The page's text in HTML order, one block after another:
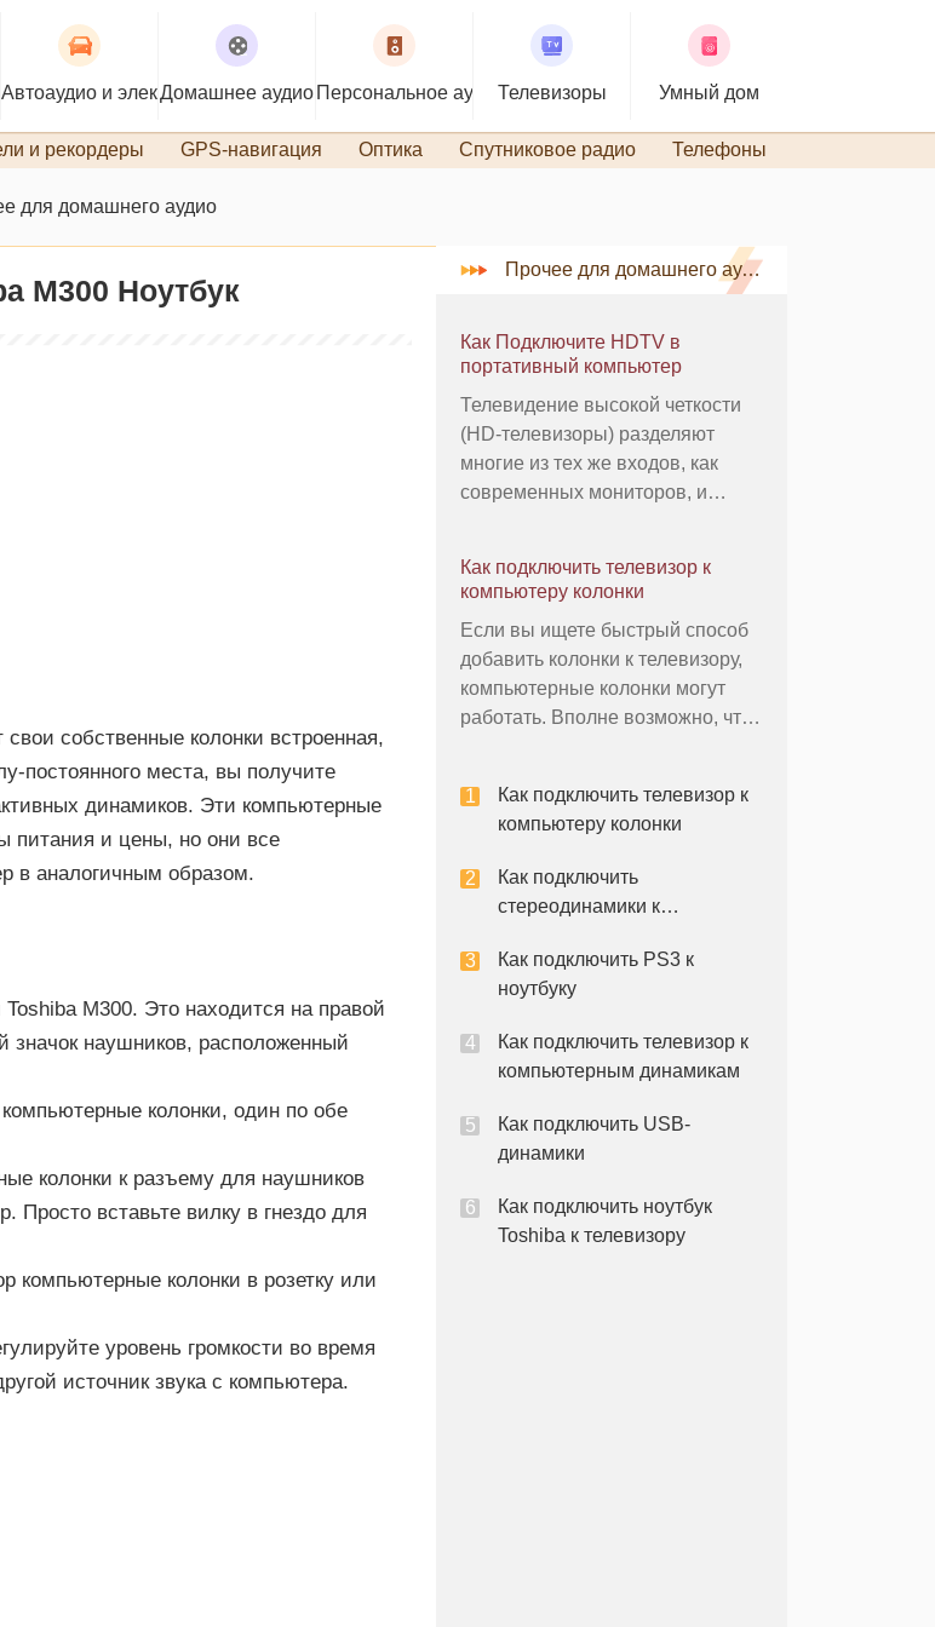
Автоаудио и электроникаДомашнее аудио Персональное аудиоТелевизоры Умный дом
и рекордеры GPS-навигация Оптика Спутниковое радио Телефоны
для домашнего аудио
M300 Ноутбук
собственные колонки встроенная,
постоянного места, вы получите
динамиков. Эти компьютерные
питания и цены, но они все
в аналогичным образом.
M300. Это находится на правой
наушников, расположенный
колонки, один по обе
колонки к разъему для наушников
Просто вставьте вилку в гнездо для
колонки в розетку или
уровень громкости во время
источник звука с компьютера.
Прочее для домашнего аудио
Как Подключите HDTV в
портативный компьютер
Телевидение высокой четкости
(HD-телевизоры) разделяют
многие из тех же входов, как
современных мониторов, и
и настольных компьютеров.
Увеличенный размер экрана и
разрешение на HDTV может
быть полезно для таких задач,
как фото или видео редакти
Как подключить телевизор к
компьютеру колонки
Если вы ищете быстрый способ
добавить колонки к телевизору,
компьютерные колонки могут
работать. Вполне возможно, что
телевизоры встроенные
динамики. Вы могли бы
напрямую к колонке, но вы, как
правило, необходимо опр
Как подключить телевизор к
компьютеру колонки
Как подключить
стереодинамики к
Как подключить PS3 к
ноутбуку
Как подключить телевизор к
компьютерным динамикам
Как подключить USB-
динамики
Как подключить ноутбук
Toshiba к телевизору